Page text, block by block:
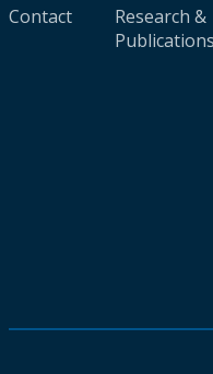
Contact
Research &
Publications